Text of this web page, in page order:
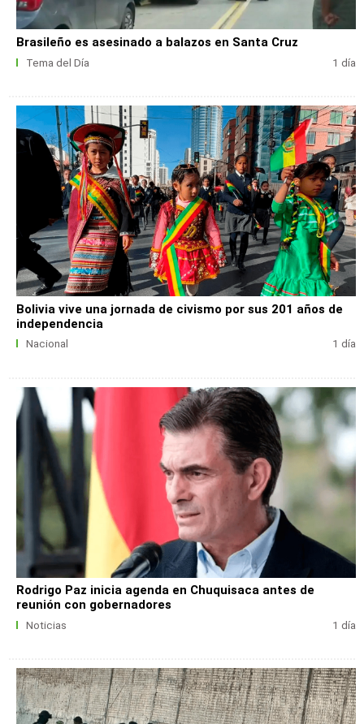
Brasileño es asesinado a balazos en Santa Cruz
Tema del Día 1 día
Bolivia vive una jornada de civismo por sus 201 años de
independencia
Nacional 1 día
Rodrigo Paz inicia agenda en Chuquisaca antes de
reunión con gobernadores
Noticias 1 día